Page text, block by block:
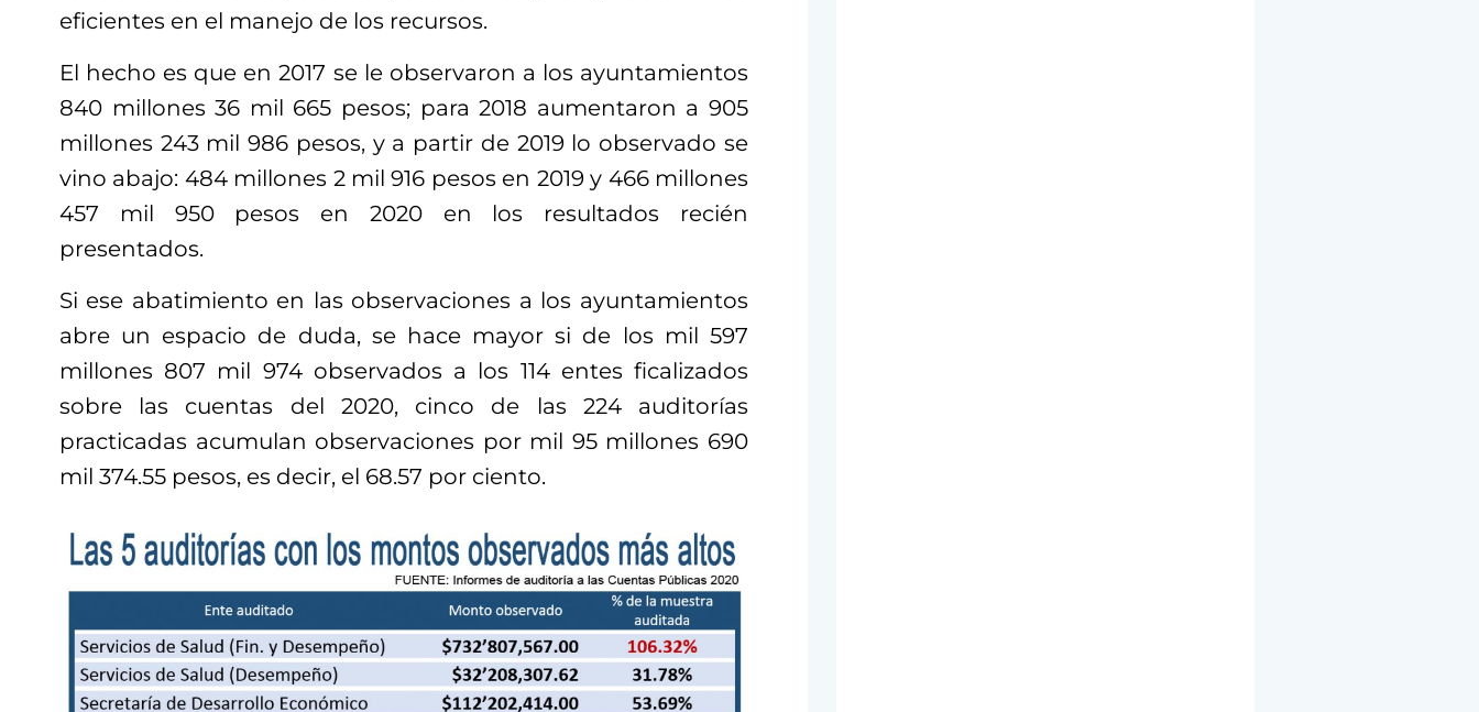
eficientes en el manejo de los recursos.
El hecho es que en 2017 se le observaron a los ayuntamientos
840 millones 36 mil 665 pesos; para 2018 aumentaron a 905
millones 243 mil 986 pesos, y a partir de 2019 lo observado se
vino abajo: 484 millones 2 mil 916 pesos en 2019 y 466 millones
457 mil 950 pesos en 2020 en los resultados recién
presentados.
Si ese abatimiento en las observaciones a los ayuntamientos
abre un espacio de duda, se hace mayor si de los mil 597
millones 807 mil 974 observados a los 114 entes ficalizados
sobre las cuentas del 2020, cinco de las 224 auditorías
practicadas acumulan observaciones por mil 95 millones 690
mil 374.55 pesos, es decir, el 68.57 por ciento.